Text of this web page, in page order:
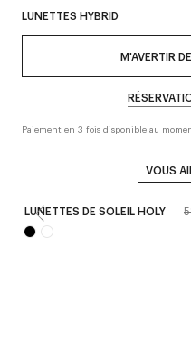
LUNETTES HYBRID
M'AVERTIR
Paiement en 3 fois disponible au
VOUS
LUNETTES DE SOLEIL HOLY